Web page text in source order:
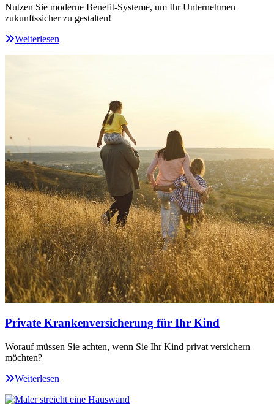
Nutzen Sie moderne Benefit-Systeme, um Ihr Unternehmen
zukunftssicher zu gestalten!
Weiterlesen
Private Krankenversicherung für Ihr Kind
Worauf müssen Sie achten, wenn Sie Ihr Kind privat versichern
möchten?
Weiterlesen